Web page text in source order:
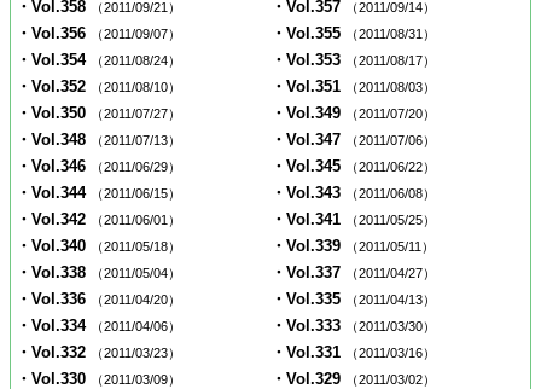
・Vol.358 （2011/09/21） ・Vol.357 （2011/09/14）
・Vol.356 （2011/09/07） ・Vol.355 （2011/08/31）
・Vol.354 （2011/08/24） ・Vol.353 （2011/08/17）
・Vol.352 （2011/08/10） ・Vol.351 （2011/08/03）
・Vol.350 （2011/07/27） ・Vol.349 （2011/07/20）
・Vol.348 （2011/07/13） ・Vol.347 （2011/07/06）
・Vol.346 （2011/06/29） ・Vol.345 （2011/06/22）
・Vol.344 （2011/06/15） ・Vol.343 （2011/06/08）
・Vol.342 （2011/06/01） ・Vol.341 （2011/05/25）
・Vol.340 （2011/05/18） ・Vol.339 （2011/05/11）
・Vol.338 （2011/05/04） ・Vol.337 （2011/04/27）
・Vol.336 （2011/04/20） ・Vol.335 （2011/04/13）
・Vol.334 （2011/04/06） ・Vol.333 （2011/03/30）
・Vol.332 （2011/03/23） ・Vol.331 （2011/03/16）
・Vol.330 （2011/03/09） ・Vol.329 （2011/03/02）